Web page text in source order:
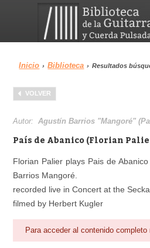
Menu
Biblioteca
Área personal
Inicio › Biblioteca › Resultados
VOLVER
Autor:Agustín Barrios "Mangoré"
País de Abanico (Florian
Florian Palier plays Pais de
Barrios Mangoré.
recorded live in Concert at the
filmed by Herbert Kugler
Para acceder al contenido